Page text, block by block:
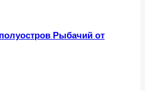
Рыбачий от